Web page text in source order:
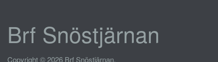
Brf Snöstjärnan
Copyright © 2026 Brf Snöstjärnan.